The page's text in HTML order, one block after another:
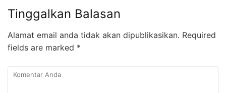
Tinggalkan Balasan
Alamat email anda tidak akan dipublikasikan. Required
fields are marked *